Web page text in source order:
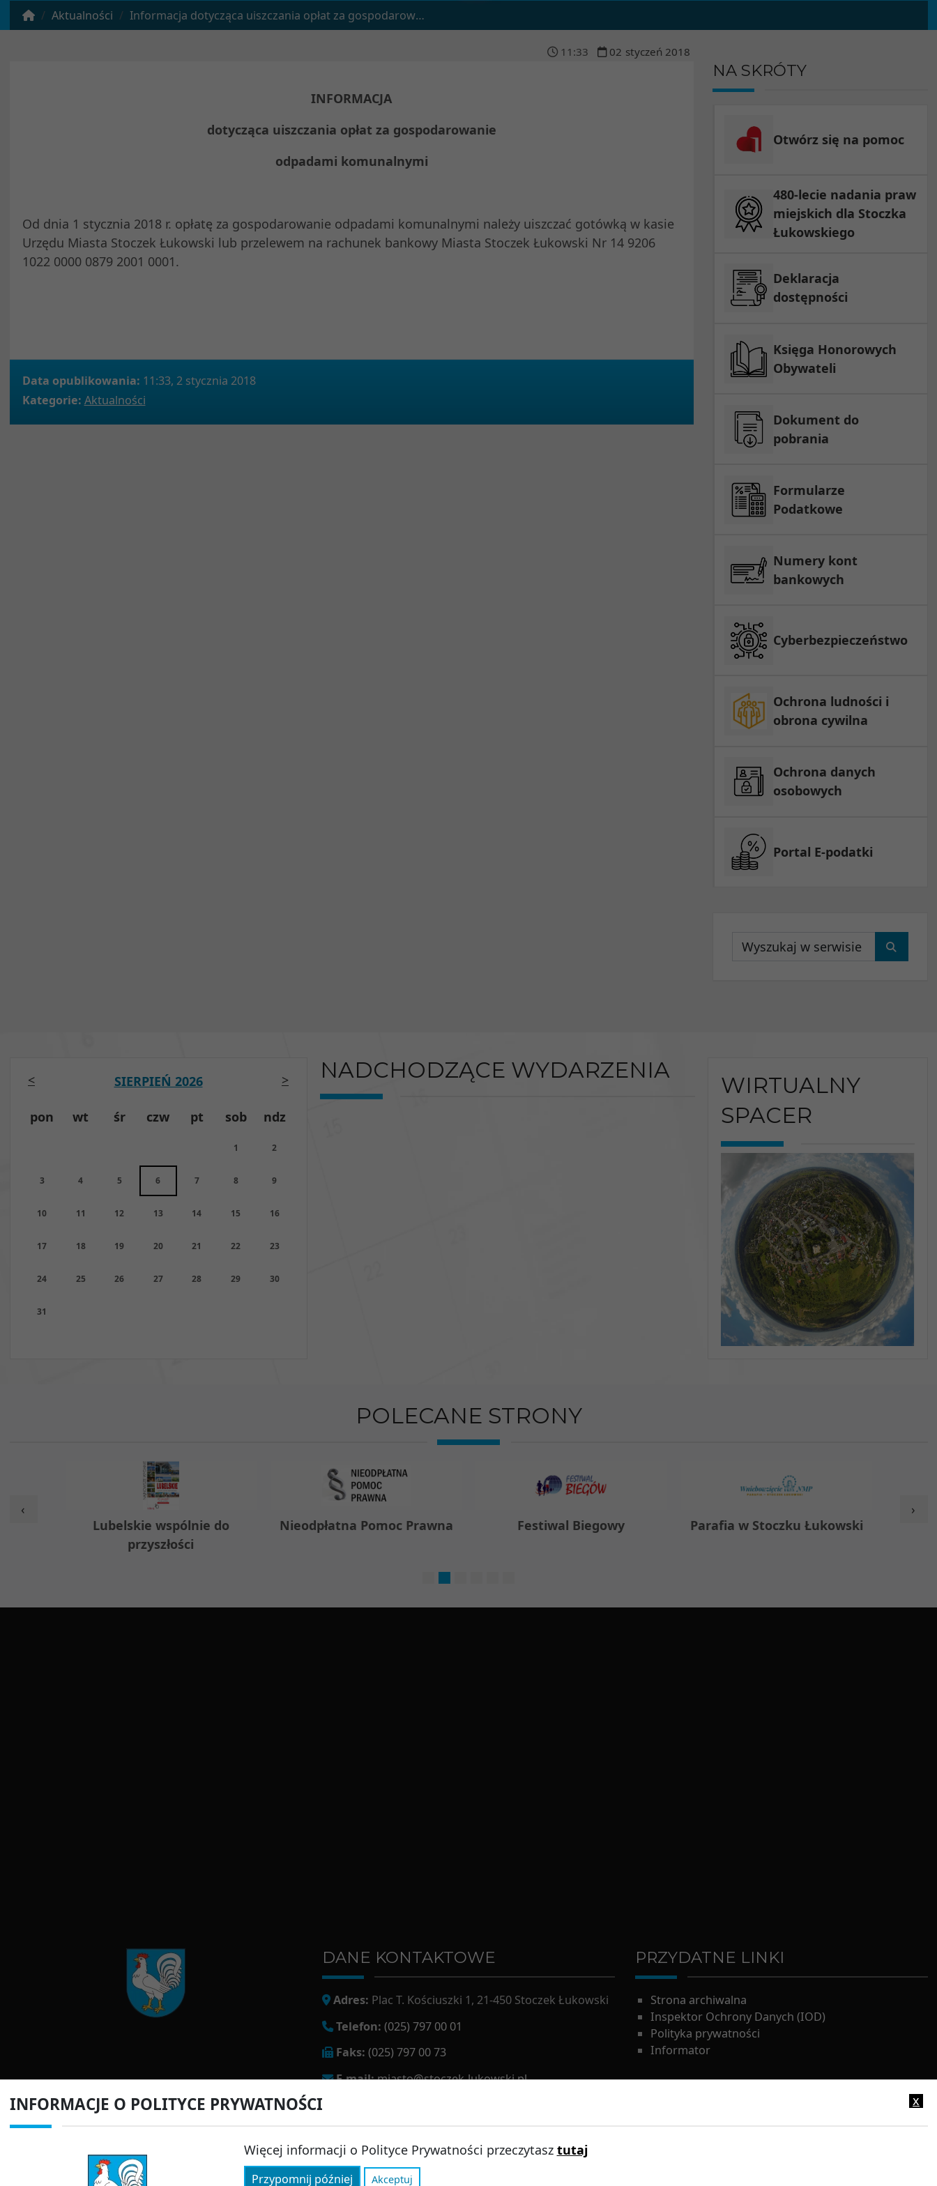
Aktualności Informacja dotycząca uiszczania opłat za gospodarowanie odpadami komunalnymi
11 :33 02 styczeń 2018
INFORMACJA
dotycząca uiszczania opłat za gospodarowanie
odpadami komunalnymi
Od dnia 1 stycznia 2018 r. opłatę za gospodarowanie odpadami komunalnymi należy uiszczać gotówką w kasie
Urzędu Miasta Stoczek Łukowski lub przelewem na rachunek bankowy Miasta Stoczek Łukowski Nr 14 9206
1022 0000 0879 2001 0001.
Data opublikowania: 11:33, 2 stycznia 2018
Kategorie: Aktualności
NA SKRÓTY
Otwórz się na pomoc
480-lecie nadania praw
miejskich dla Stoczka
Łukowskiego
Deklaracja
dostępności
Księga Honorowych
Obywateli
Dokument do
pobrania
Formularze
Podatkowe
Numery kont
bankowych
Cyberbezpieczeństwo
Ochrona ludności i
obrona cywilna
Ochrona danych
osobowych
Portal E-podatki
Wyszukaj
SIERPIEŃ 2026
pon wt śr czw pt sob ndz
1 2
3 4 5 6 7 8 9
10 11 12 13 14 15 16
17 18 19 20 21 22 23
24 25 26 27 28 29 30
31
< > NADCHODZĄCE WYDARZENIA
WIRTUALNY
SPACER
POLECANE STRONY
Lubelskie wspólnie do
przyszłości
Nieodpłatna Pomoc Prawna Festiwal Biegowy Parafia w Stoczku Łukowski
‹ ›
DANE KONTAKTOWE
Adres: Plac T. Kościuszki 1, 21-450 Stoczek Łukowski
Telefon: (025) 797 00 01
Faks: (025) 797 00 73
E-mail:miasto@stoczek-lukowski.pl
PRZYDATNE LINKI
Strona archiwalna
Inspektor Ochrony Danych (IOD)
Polityka prywatności
Informator
x
INFORMACJE O POLITYCE PRYWATNOŚCI
Więcej informacji o Polityce Prywatności przeczytasz tutaj
Przypomnij później Akceptuj